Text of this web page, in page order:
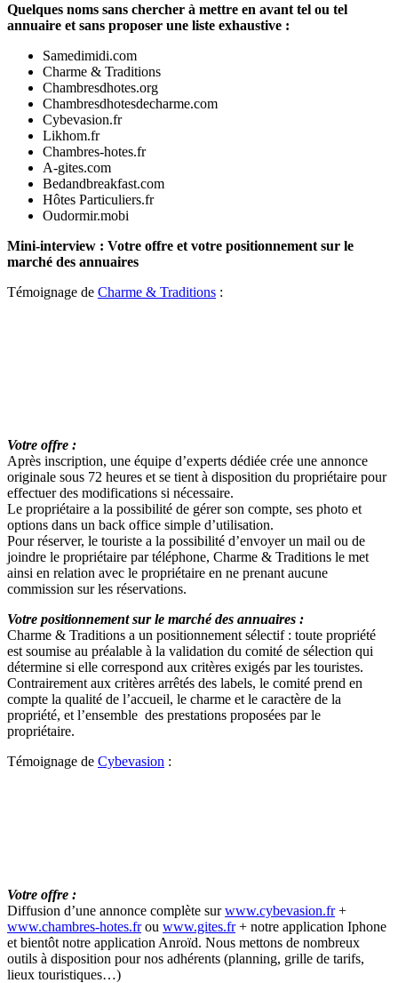
Quelques noms sans chercher à mettre en avant tel ou tel
annuaire et sans proposer une liste exhaustive :
Samedimidi.com
Charme & Traditions
Chambresdhotes.org
Chambresdhotesdecharme.com
Cybevasion.fr
Likhom.fr
Chambres-hotes.fr
A-gites.com
Bedandbreakfast.com
Hôtes Particuliers.fr
Oudormir.mobi
Mini-interview : Votre offre et votre positionnement sur le
marché des annuaires
Témoignage de Charme & Traditions :
Votre offre :
Après inscription, une équipe d’experts dédiée crée une annonce
originale sous 72 heures et se tient à disposition du propriétaire pour
effectuer des modifications si nécessaire.
Le propriétaire a la possibilité de gérer son compte, ses photo et
options dans un back office simple d’utilisation.
Pour réserver, le touriste a la possibilité d’envoyer un mail ou de
joindre le propriétaire par téléphone, Charme & Traditions le met
ainsi en relation avec le propriétaire en ne prenant aucune
commission sur les réservations.
Votre positionnement sur le marché des annuaires :
Charme & Traditions a un positionnement sélectif : toute propriété
est soumise au préalable à la validation du comité de sélection qui
détermine si elle correspond aux critères exigés par les touristes.
Contrairement aux critères arrêtés des labels, le comité prend en
compte la qualité de l’accueil, le charme et le caractère de la
propriété, et l’ensemble des prestations proposées par le
propriétaire.
Témoignage de Cybevasion :
Votre offre :
Diffusion d’une annonce complète surwww.cybevasion.fr+
www.chambres-hotes.frou www.gites.fr+ notre application Iphone
et bientôt notre application Anroïd. Nous mettons de nombreux
outils à disposition pour nos adhérents (planning, grille de tarifs,
lieux touristiques…)